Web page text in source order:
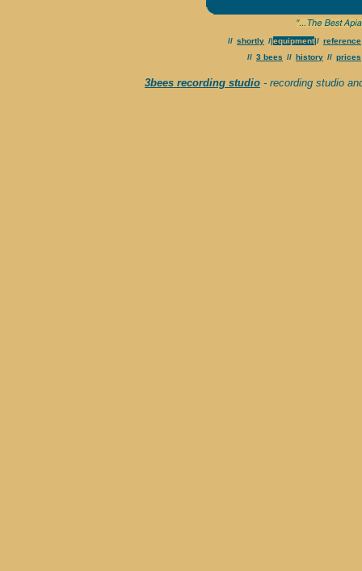
// shortly /|equipment|/ reference
// 3 bees // history // prices
3bees recording studio - recording studio